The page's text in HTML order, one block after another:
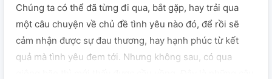
Chúng ta có thể đã từng đi qua, bắt gặp, hay trải qua
một câu chuyện về chủ đề tình yêu nào đó, để rồi sẽ
cảm nhận được sự đau thương, hay hạnh phúc từ kết
quả mà tình yêu đem tới. Nhưng không sau, có qua